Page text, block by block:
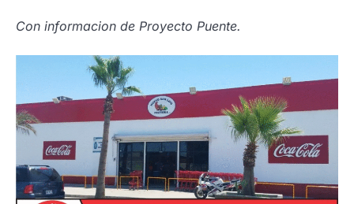
Con informacion de Proyecto Puente.